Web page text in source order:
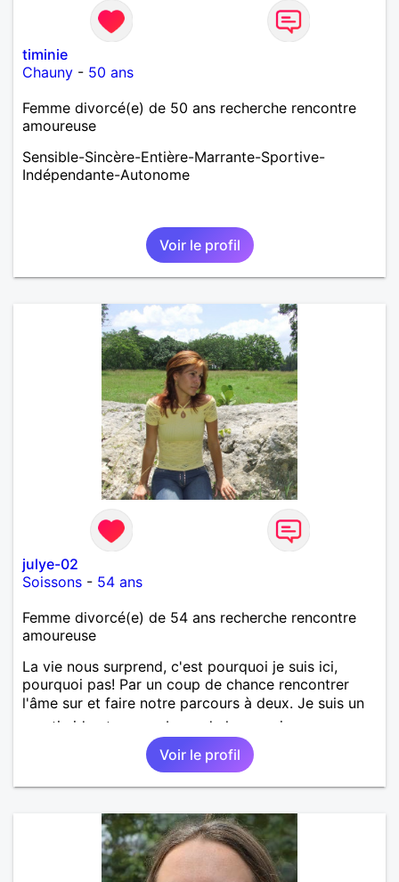
timinie
Chauny - 50 ans
Femme divorcé(e) de 50 ans recherche rencontre
amoureuse
Sensible-Sincère-Entière-Marrante-Sportive-
Indépendante-Autonome
Voir le profil
julye-02
Soissons - 54 ans
Femme divorcé(e) de 54 ans recherche rencontre
amoureuse
La vie nous surprend, c'est pourquoi je suis ici,
pourquoi pas! Par un coup de chance rencontrer
l'âme sur et faire notre parcours à deux. Je suis un
peu timide et un peu bavarde lorsque je me sens
bien. J'attends de vos nouvelles.
Voir le profil